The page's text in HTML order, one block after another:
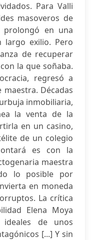
Para Valli
masoveros de
prolongó en una
largo exilio. Pero
de recuperar
la que soñaba.
regresó a
Décadas
inmobiliaria,
la venta de la
en un casino,
de un colegio
es con la
maestra
lo posible por
en moneda
La crítica
Elena Moya
de unos
[...] Y sin